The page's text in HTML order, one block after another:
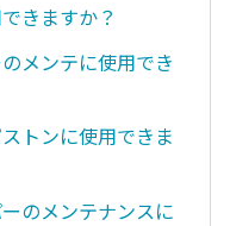
きますか？
メンテに使用でき
トンに使用できま
のメンテナンスに